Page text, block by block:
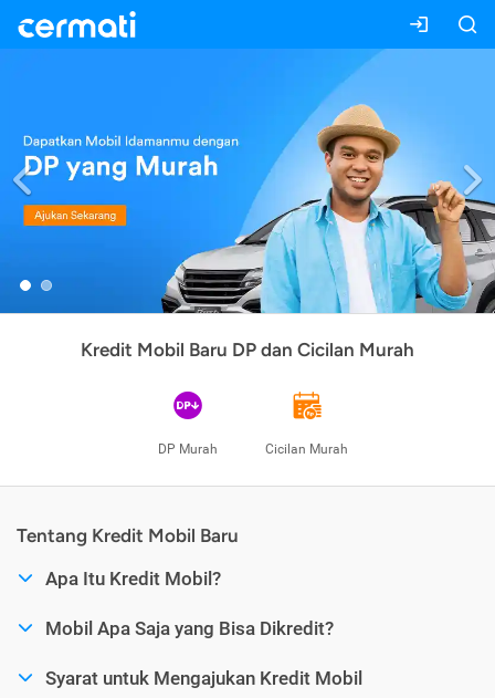
Previous
Kredit Mobil Baru DP dan Cicilan Murah
DP Murah Cicilan Murah
Tentang Kredit Mobil Baru
Apa Itu Kredit Mobil?
Mobil Apa Saja yang Bisa Dikredit?
Syarat untuk Mengajukan Kredit Mobil